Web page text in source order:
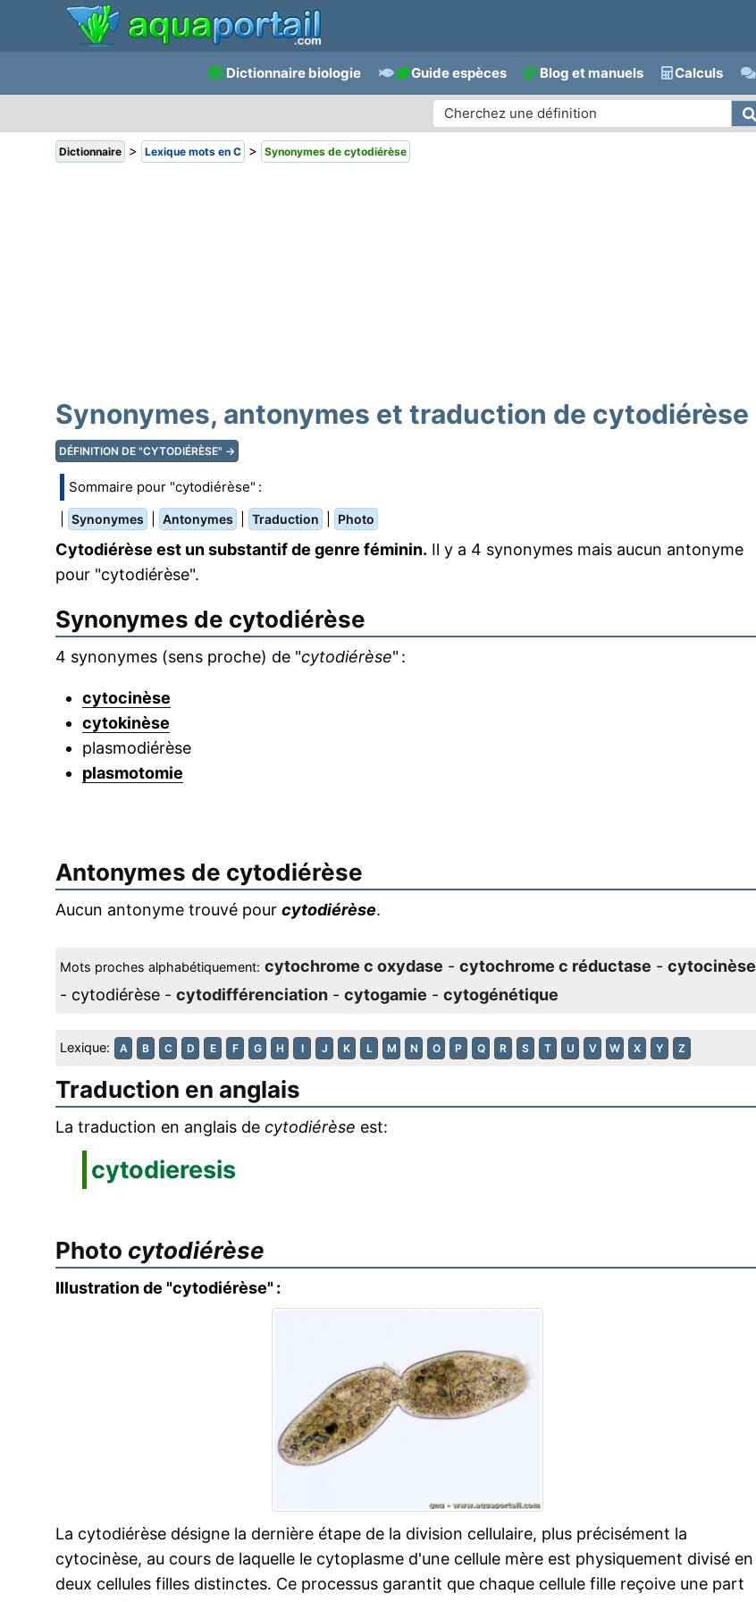
Dictionnaire biologie Guide espèces Blog et manuels Calculs
Dictionnaire > Lexique mots en C > Synonymes de cytodiérèse
Synonymes, antonymes et traduction de cytodiérèse
DÉFINITION DE "CYTODIÉRÈSE" →
Sommaire pour "cytodiérèse" :
Synonymes Antonymes Traduction Photo
Cytodiérèse est un substantif de genre féminin. Il y a 4 synonymes mais aucun antonyme
pour "cytodiérèse".
Synonymes de cytodiérèse
4 synonymes (sens proche) de "cytodiérèse" :
cytocinèse
cytokinèse
plasmodiérèse
plasmotomie
Antonymes de cytodiérèse
Aucun antonyme trouvé pour cytodiérèse.
Mots proches alphabétiquement: cytochrome c oxydase - cytochrome c réductase - cytocinèse
- cytodiérèse - cytodifférenciation - cytogamie - cytogénétique
Lexique: A B C D E F G H I J K L M N O P Q R S T U V W X Y Z
Traduction en anglais
La traduction en anglais de cytodiérèse est:
cytodieresis
Photo cytodiérèse
Illustration de "cytodiérèse" :
La cytodiérèse désigne la dernière étape de la division cellulaire, plus précisément la
cytocinèse, au cours de laquelle le cytoplasme d'une cellule mère est physiquement divisé en
deux cellules filles distinctes. Ce processus garantit que chaque cellule fille reçoive une part